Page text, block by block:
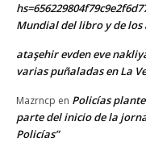
Mundial del libro y de los
ataşehir evden eve
varias puñaladas en La
Mazrncp en Policías
parte del inicio de la
Policías”